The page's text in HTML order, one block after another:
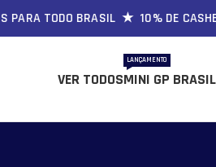
TODO BRASIL ★ 10% DE
VER TODOSMINI GP
LANÇAMENTO